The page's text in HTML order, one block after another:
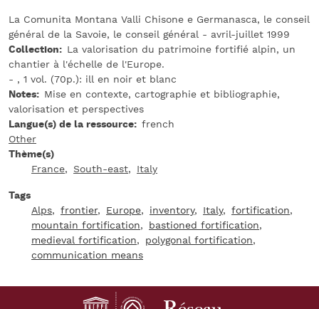
La Comunita Montana Valli Chisone e Germanasca, le conseil
général de la Savoie, le conseil général - avril-juillet 1999
Collection
La valorisation du patrimoine fortifié alpin, un
chantier à l'échelle de l'Europe.
- , 1 vol. (70p.): ill en noir et blanc
Notes
Mise en contexte, cartographie et bibliographie,
valorisation et perspectives
Langue(s) de la ressource
french
Other
Thème(s)
France
South-east Italy
Tags
Alps
frontier Europe inventory Italy
fortification
mountain fortification
bastioned fortification
medieval fortification
polygonal fortification
communication means